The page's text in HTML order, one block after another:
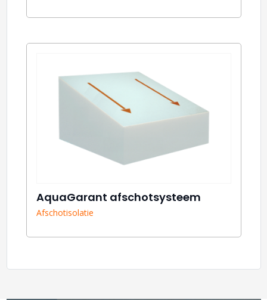
AquaGarant afschotsysteem
Afschotisolatie